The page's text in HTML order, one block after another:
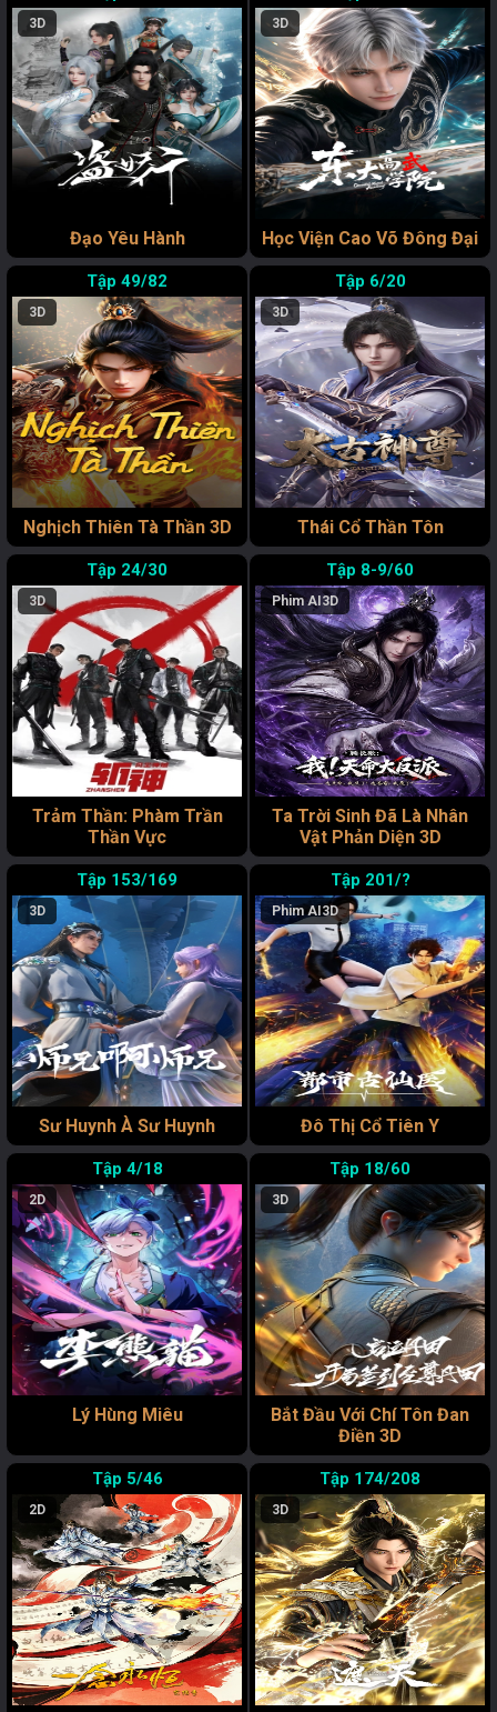
3D
Đạo Yêu Hành
3D
Học Viện Cao Võ Đông Đại
49/82
3D
Nghịch Thiên Tà Thần 3D
6/20
3D
Thái Cổ Thần Tôn
24/30
3D
Trảm Thần: Phàm Trần
Thần Vực
8-9/60
Phim AI 3D
Ta Trời Sinh Đã Là Nhân
Vật Phản Diện 3D
153/169
3D
Sư Huynh À Sư Huynh
201/?
Phim AI 3D
Đô Thị Cổ Tiên Y
4/18
2D
Lý Hùng Miêu
18/60
3D
Bắt Đầu Với Chí Tôn Đan
Điền 3D
5/46
2D
174/208
3D